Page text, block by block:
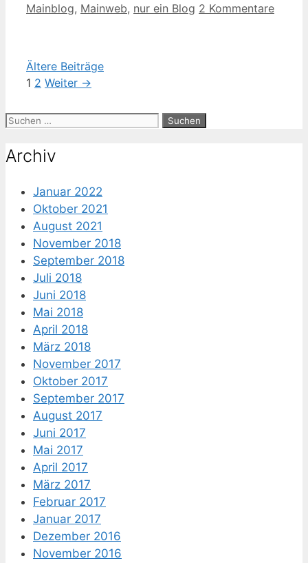
Mainblog, Mainweb, nur ein Blog 2 Kommentare
Ältere Beiträge
Seite
1 Seite
2 Weiter →
Suche
Archiv
Januar 2022
Oktober 2021
August 2021
November 2018
September 2018
Juli 2018
Juni 2018
Mai 2018
April 2018
März 2018
November 2017
Oktober 2017
September 2017
August 2017
Juni 2017
Mai 2017
April 2017
März 2017
Februar 2017
Januar 2017
Dezember 2016
November 2016